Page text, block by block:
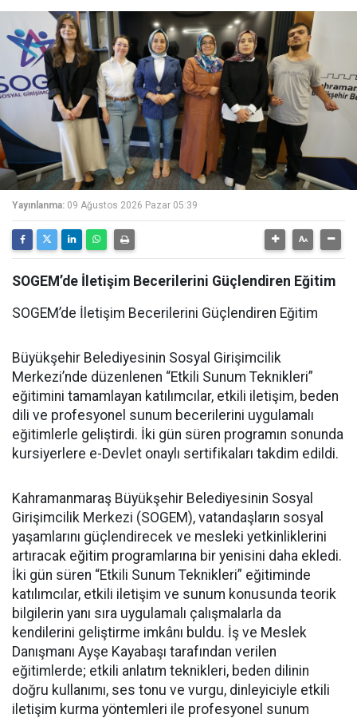
Yayınlanma: 09 Ağustos 2026 Pazar 05:39
SOGEM’de İletişim Becerilerini Güçlendiren Eğitim
SOGEM’de İletişim Becerilerini Güçlendiren Eğitim
Büyükşehir Belediyesinin Sosyal Girişimcilik
Merkezi’nde düzenlenen “Etkili Sunum Teknikleri”
eğitimini tamamlayan katılımcılar, etkili iletişim, beden
dili ve profesyonel sunum becerilerini uygulamalı
eğitimlerle geliştirdi. İki gün süren programın sonunda
kursiyerlere e-Devlet onaylı sertifikaları takdim edildi.
Kahramanmaraş Büyükşehir Belediyesinin Sosyal
Girişimcilik Merkezi (SOGEM), vatandaşların sosyal
yaşamlarını güçlendirecek ve mesleki yetkinliklerini
artıracak eğitim programlarına bir yenisini daha ekledi.
İki gün süren “Etkili Sunum Teknikleri” eğitiminde
katılımcılar, etkili iletişim ve sunum konusunda teorik
bilgilerin yanı sıra uygulamalı çalışmalarla da
kendilerini geliştirme imkânı buldu. İş ve Meslek
Danışmanı Ayşe Kayabaşı tarafından verilen
eğitimlerde; etkili anlatım teknikleri, beden dilinin
doğru kullanımı, ses tonu ve vurgu, dinleyiciyle etkili
iletişim kurma yöntemleri ile profesyonel sunum